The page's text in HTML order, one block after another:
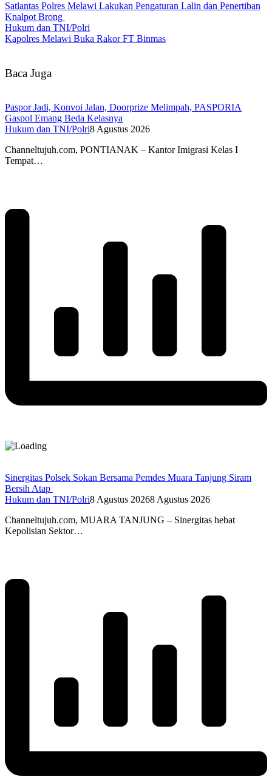
Satlantas Polres Melawi Lakukan Pengaturan Lalin dan Penertiban
Knalpot Brong
Hukum dan TNI/Polri
Kapolres Melawi Buka Rakor FT Binmas
Baca Juga
Paspor Jadi, Konvoi Jalan, Doorprize Melimpah, PASPORIA
Gaspol Emang Beda Kelasnya
Hukum dan TNI/Polri8 Agustus 2026
Channeltujuh.com, PONTIANAK – Kantor Imigrasi Kelas I
Tempat…
Sinergitas Polsek Sokan Bersama Pemdes Muara Tanjung Siram
Bersih Atap
Hukum dan TNI/Polri8 Agustus 20268 Agustus 2026
Channeltujuh.com, MUARA TANJUNG – Sinergitas hebat
Kepolisian Sektor…